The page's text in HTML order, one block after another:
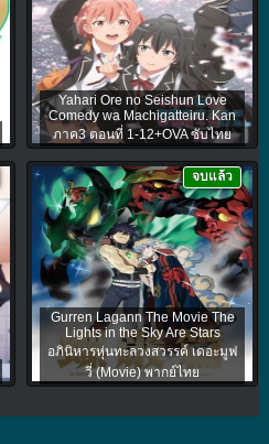
Yahari Ore no Seishun Love
Comedy wa Machigatteiru. Kan
ภาค3 ตอนที่ 1-12+OVA ซับไทย
Gurren Lagann The Movie The
Lights in the Sky Are Stars
อภินิหารหุ่นทะลวงสวรรค์ เดอะมูฟ
วี่ (Movie) พากย์ไทย
จบแล้ว